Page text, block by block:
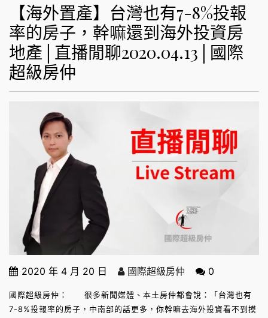
【海外置產】台灣也有7-8%投報
率的房子，幹嘛還到海外投資房
地產│直播閒聊2020.04.13│國際
超級房仲
2020 年 4 月 20 日 國際超級房仲 0
國際超級房仲： 很多新聞媒體、本土房仲都會說：「台灣也有
7-8%投報率的房子，中南部的話更多，你幹嘛去海外投資看不到摸